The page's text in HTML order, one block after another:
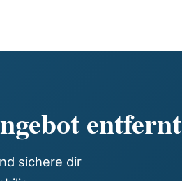
entfernt
sichere dir